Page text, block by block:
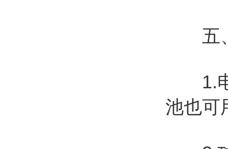
五、
1.电
池也可